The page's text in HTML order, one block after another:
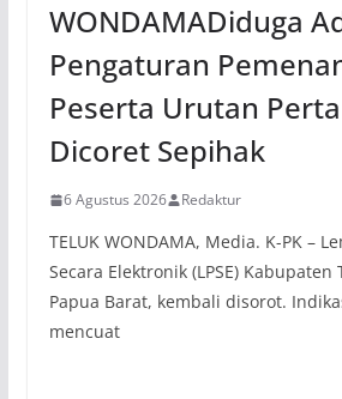
WONDAMADiduga
Pengaturan
Peserta Urutan
Dicoret Sepihak
6 Agustus 2026 Redaktur
TELUK WONDAMA, Media. K-PK –
Secara Elektronik (LPSE) Kabupaten
Papua Barat, kembali disorot.
mencuat